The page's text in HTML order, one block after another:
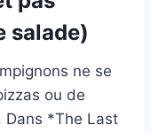
salade)
ne se
ou de
Dans *The Last